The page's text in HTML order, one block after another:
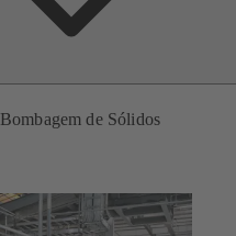
Bombagem de Sólidos